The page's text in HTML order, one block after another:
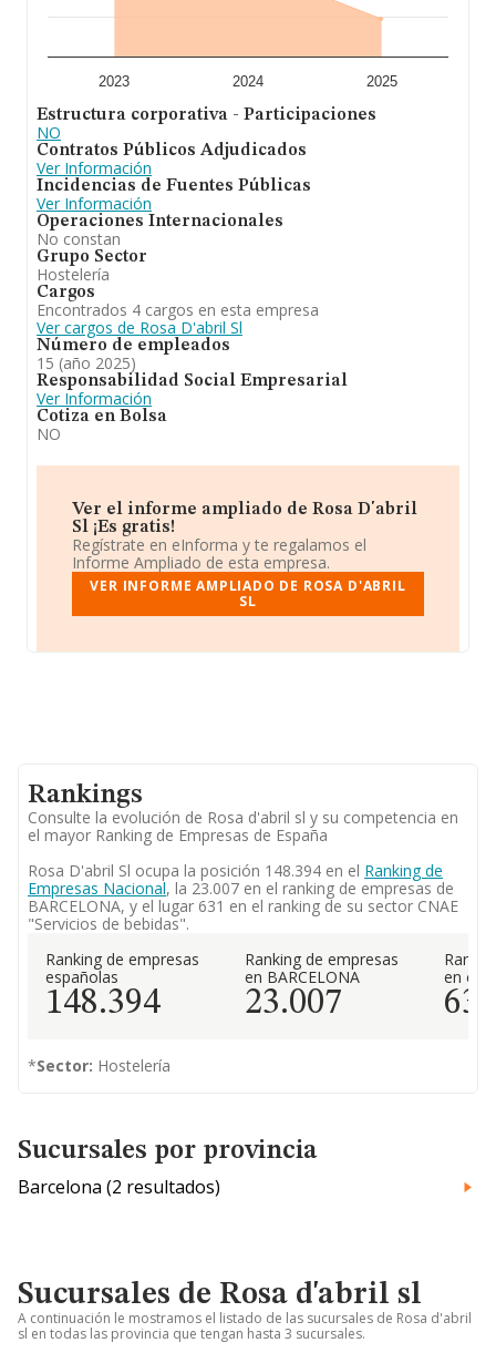
está enfocada en los servicios de alimentación en
perdido posición respecto al 2023. En cuanto a la
posición en el ranking nacional, la empresa ha perdido
2023 2024 2025
Estructura corporativa - Participaciones
NO
Contratos Públicos Adjudicados
Ver Información
Incidencias de Fuentes Públicas
Ver Información
Operaciones Internacionales
No constan
Grupo Sector
Hostelería
Cargos
Encontrados 4 cargos en esta empresa
Ver cargos de Rosa D'abril Sl
Número de empleados
15 (año 2025)
Responsabilidad Social Empresarial
Ver Información
Cotiza en Bolsa
NO
Ver el informe ampliado de Rosa D'abril
Sl ¡Es gratis!
Regístrate en eInforma y te regalamos el
Informe Ampliado de esta empresa.
VER INFORME AMPLIADO DE ROSA D'ABRIL
SL
Rankings
Consulte la evolución de Rosa d'abril sl y su competencia en
el mayor Ranking de Empresas de España
Rosa D'abril Sl ocupa la posición 148.394 en el Ranking de
Empresas Nacional, la 23.007 en el ranking de empresas de
BARCELONA, y el lugar 631 en el ranking de su sector CNAE
"Servicios de bebidas".
Ranking de empresas
españolas
148.394
Ranking de empresas
en BARCELONA
23.007
en el
631
*Sector: Hostelería
Sucursales por provincia
Barcelona (2 resultados)
Sucursales de Rosa d'abril sl
A continuación le mostramos el listado de las sucursales de Rosa d'abril
sl en todas las provincia que tengan hasta 3 sucursales.